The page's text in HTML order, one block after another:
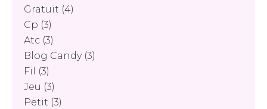
Gratuit (4)
Cp (3)
Atc (3)
Blog Candy(3)
Fil
(3)
Jeu (3)
Petit (3)